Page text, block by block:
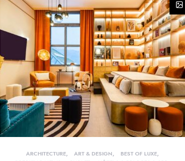
ARCHITECTURE ART & DESIGN
BEST OF LUXE